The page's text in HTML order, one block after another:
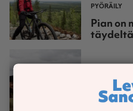
PYÖRÄILY
Pian on
täydeltä
PYÖRÄILY
Levi